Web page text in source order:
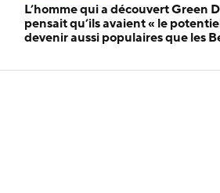
L’homme qui a découvert Green
pensait qu’ils avaient « le
devenir aussi populaires que les